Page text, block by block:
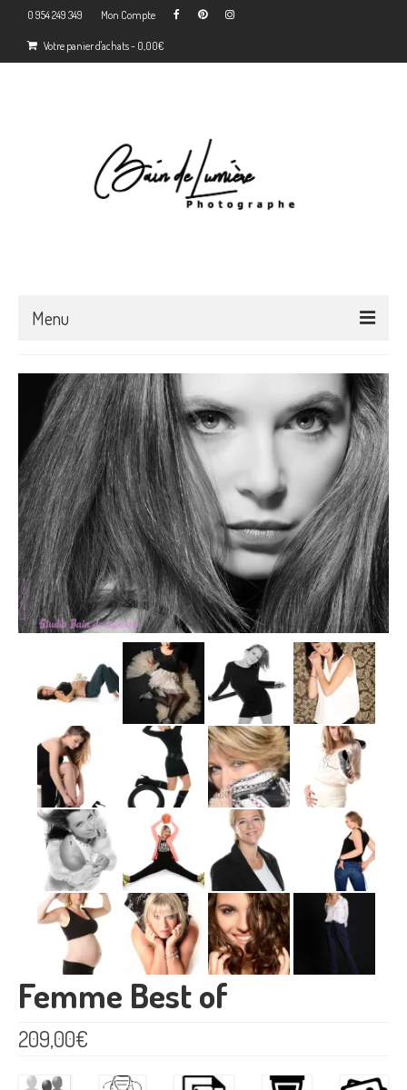
0 954 249 349 Mon Compte
Votre panier d'achats- 0,00€
Menu
Déroulement
Nos Offres
Contact
Blog
À propos
Femme Best of
209,00€